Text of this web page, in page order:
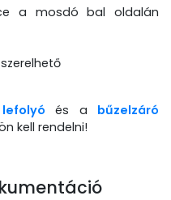
a mosdó bal oldalán
lefolyó és a bűzelzáró
kell rendelni!